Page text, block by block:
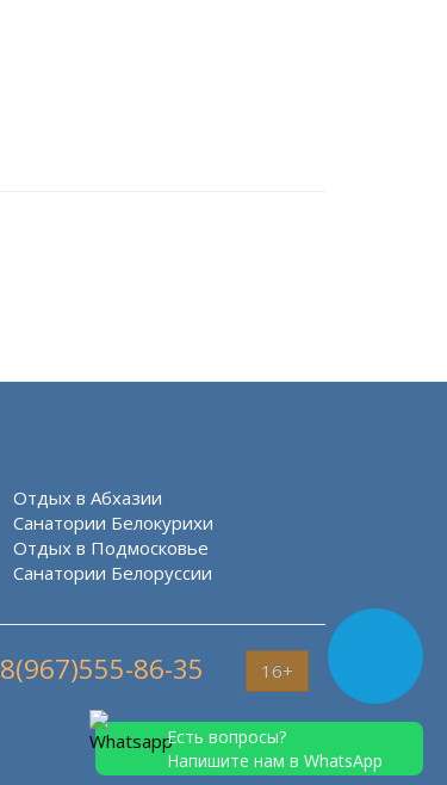
Отдых в Абхазии
Санатории Белокурихи
Отдых в Подмосковье
Санатории Белоруссии
8(967)555-86-35 16+
Есть вопросы?
Напишите нам в WhatsApp